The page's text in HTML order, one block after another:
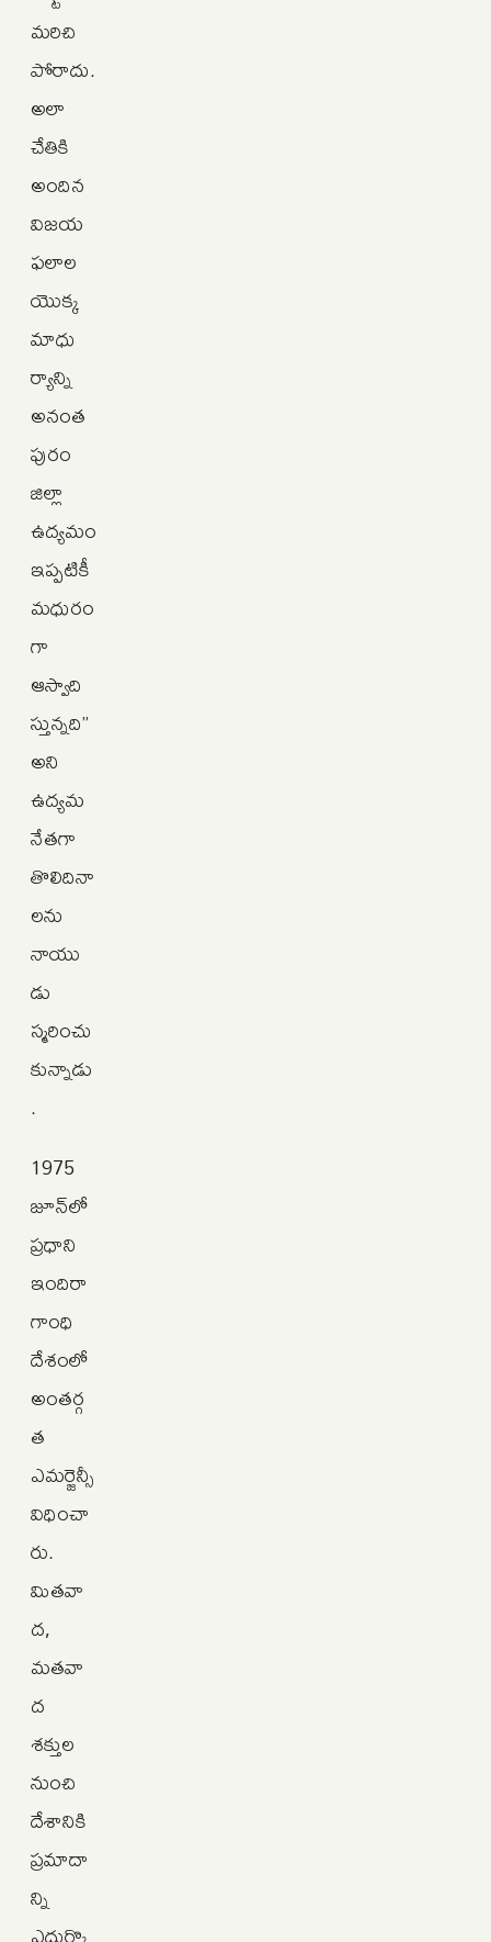
మరిచి
పోరాదు.
అలా
చేతికి
అందిన
విజయ
ఫలాల
యొక్క
మాధు
ర్యాన్ని
అనంత
పురం
జిల్లా
ఉద్యమం
ఇప్పటికీ
మధురం
గా
ఆస్వాది
స్తున్నది”
అని
ఉద్యమ
నేతగా
తొలిదినా
లను
నాయు
డు
స్మరించు
కున్నాడు
.
1975
జూన్‌లో
ప్రధాని
ఇందిరా
గాంధి
దేశంలో
అంతర్గ
త
ఎమర్జెన్సీ
విధించా
రు.
మితవా
ద,
మతవా
ద
శక్తుల
నుంచి
దేశానికి
ప్రమాదా
న్ని